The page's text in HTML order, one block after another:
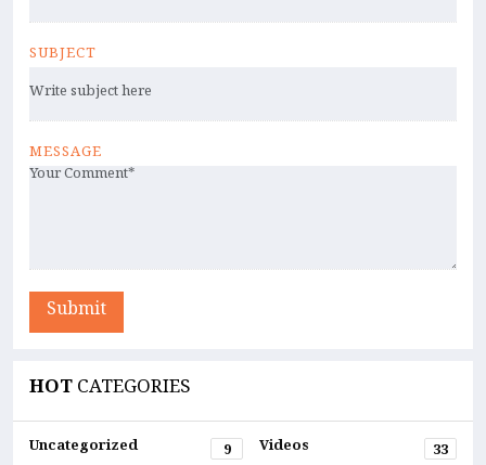
SUBJECT
MESSAGE
Submit
HOTCATEGORIES
Uncategorized 9 Videos
33